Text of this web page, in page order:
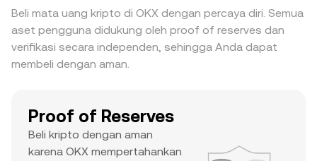
harian yang substansial, dan ATH yang terkenal
menunjukkan bahwa ini adalah aset utama
dengan minat trader dan likuiditas yang signifikan.
Beli mata uang kripto di OKX dengan percaya diri. Semua
aset pengguna didukung oleh proof of reserves dan
verifikasi secara independen, sehingga Anda dapat
membeli dengan aman.
Proof of Reserves
Beli kripto dengan aman
karena OKX mempertahankan